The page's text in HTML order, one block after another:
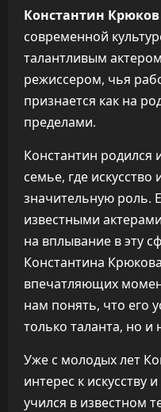
Константин Крюков
современной
талантливым
режиссером, чья
признается как на
пределами.
Константин родился
семье, где искусство
значительную роль.
известными
на вплывание в эту
Константина
впечатляющих
нам понять, что его
только таланта, но и
Уже с молодых лет
интерес к искусству
учился в известном